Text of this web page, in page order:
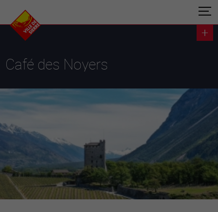
Café des Noyers